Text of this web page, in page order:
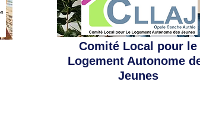
Comité Local pour le
Logement Autonome
Jeunes